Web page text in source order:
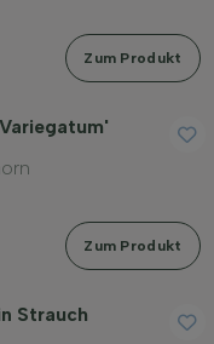
Zum Produkt
Zum Produkt
Strauch